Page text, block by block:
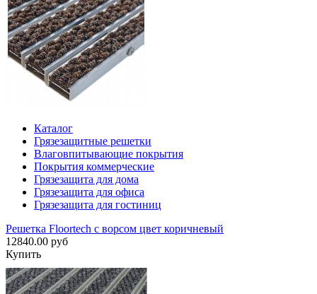
Каталог
Грязезащитные решетки
Влаговпитывающие покрытия
Покрытия коммерческие
Грязезащита для дома
Грязезащита для офиса
Грязезащита для гостиниц
Решетка Floortech с ворсом цвет коричневый
12840.00 руб
Купить